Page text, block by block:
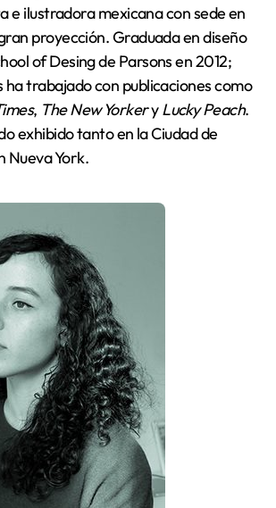
e ilustradora mexicana con sede en
proyección. Graduada en diseño
of Desing de Parsons en 2012;
ha trabajado con publicaciones como
, The New YorkeryLucky Peach.
exhibido tanto en la Ciudad de
Nueva York.